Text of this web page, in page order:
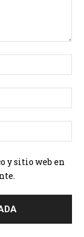
y sitio web en